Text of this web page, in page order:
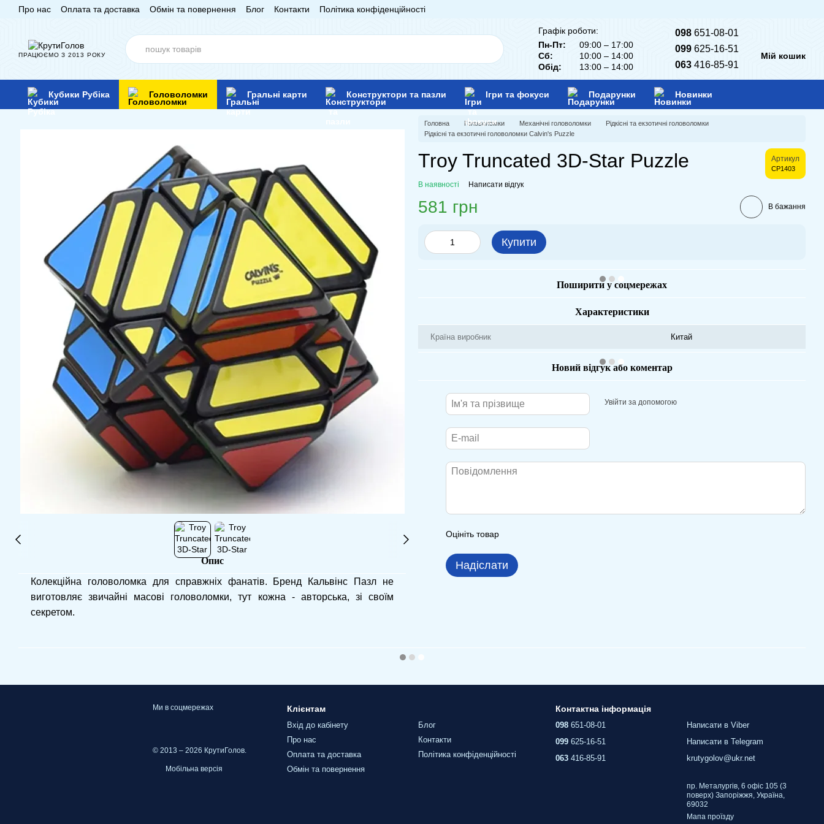
Перейти до основного контенту
Про нас Оплата та доставка Обмін та повернення Блог Контакти Політика конфіденційності
ПРАЦЮЄМО З 2013 РОКУ
Графік роботи:
Пн-Пт:
09:00 – 17:00
Сб:
10:00 – 14:00
Обід:
13:00 – 14:00
098651-08-01
099625-16-51
063416-85-91
Мій кошик
Кубики Рубіка Головоломки Гральні карти Конструктори та пазли Ігри та фокуси Подарунки Новинки
Опис
Колекційна головоломка для справжніх фанатів. Бренд Кальвінс Пазл не
виготовляє звичайні масові головоломки, тут кожна - авторська, зі своїм
секретом.
Головна Головоломки Механічні головоломки
Рідкісні та екзотичні головоломки
Рідкісні та екзотичні головоломки Calvin's Puzzle
Troy Truncated 3D-Star Puzzle Артикул
CP1403
В наявності Написати відгук
581 грн В бажання
Купити
Поширити у соцмережах
Характеристики
Країна виробник Китай
Новий відгук або коментар
Увійти за допомогою
Оцініть товар
Надіслати
Ми в соцмережах
© 2013 – 2026 КрутиГолов.
Мобільна версія
Клієнтам
Вхід до кабінету
Про нас
Оплата та доставка
Обмін та повернення
Блог
Контакти
Політика конфіденційності
Контактна інформація
098 651-08-01
099 625-16-51
063 416-85-91
Написати в Viber
Написати в Telegram
krutygolov@ukr.net
пр. Металургів, 6 офіс 105 (3
поверх) Запоріжжя, Україна,
69032
Мапа проїзду